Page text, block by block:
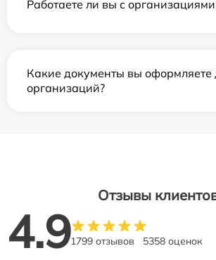
Работаете ли вы с
Какие документы вы оформляете
организаций?
Отзывы
4.91799 отзывов 5358 оценок